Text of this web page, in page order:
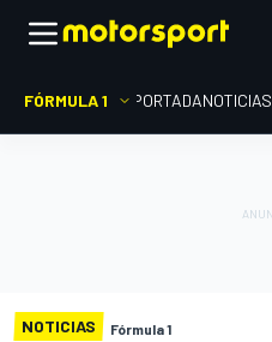
FÓRMULA 1 PORTADANOTICIAS
NOTICIAS Fórmula 1